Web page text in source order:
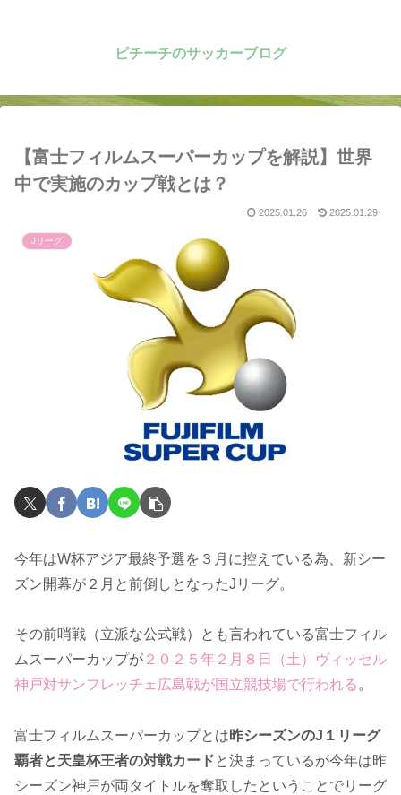
ピチーチのサッカーブログ
【富士フィルムスーパーカップを解説】世界
中で実施のカップ戦とは？
2025.01.26 2025.01.29
Jリーグ
今年はW杯アジア最終予選を３月に控えている為、新シー
ズン開幕が２月と前倒しとなったJリーグ。
その前哨戦（立派な公式戦）とも言われている富士フィル
ムスーパーカップが ２０２５年２月８日（土）ヴィッセル
神戸対サンフレッチェ広島戦が国立競技場で行われる。
富士フィルムスーパーカップとは昨シーズンのJ１リーグ
覇者と天皇杯王者の対戦カードと決まっているが今年は昨
シーズン神戸が両タイトルを奪取したということでリーグ